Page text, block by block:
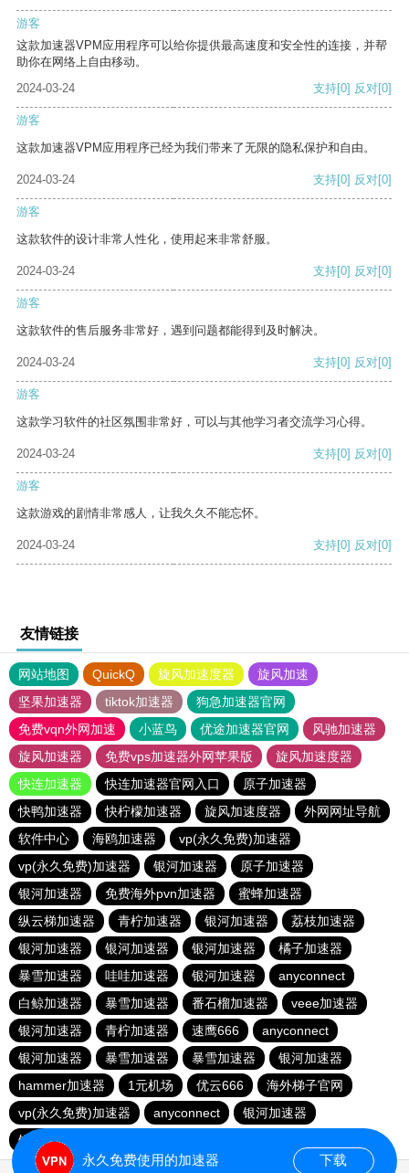
游客
这款加速器VPM应用程序可以给你提供最高速度和安全性的连接，并帮
助你在网络上自由移动。
2024-03-24
支持[0] 反对[0]
游客
这款加速器VPM应用程序已经为我们带来了无限的隐私保护和自由。
2024-03-24 支持[0] 反对[0]
游客
这款软件的设计非常人性化，使用起来非常舒服。
2024-03-24 支持[0] 反对[0]
游客
这款软件的售后服务非常好，遇到问题都能得到及时解决。
2024-03-24 支持[0] 反对[0]
游客
这款学习软件的社区氛围非常好，可以与其他学习者交流学习心得。
2024-03-24 支持[0] 反对[0]
游客
这款游戏的剧情非常感人，让我久久不能忘怀。
2024-03-24 支持[0] 反对[0]
友情链接
网站地图 QuickQ 旋风加速度器
旋风加速
坚果加速器
tiktok加速器
狗急加速器官网
免费vqn外网加速
小蓝鸟 优途加速器官网
风驰加速器
旋风加速器
免费vps加速器外网苹果版
旋风加速度器
快连加速器
快连加速器官网入口
原子加速器
快鸭加速器
快柠檬加速器 旋风加速度器
外网网址导航
软件中心
海鸥加速器
vp(永久免费)加速器
vp(永久免费)加速器
银河加速器
原子加速器
银河加速器
免费海外pvn加速器
蜜蜂加速器
纵云梯加速器
青柠加速器 银河加速器
荔枝加速器
银河加速器
银河加速器 银河加速器
橘子加速器
暴雪加速器
哇哇加速器 银河加速器
anyconnect
白鲸加速器
暴雪加速器 番石榴加速器
veee加速器
银河加速器
青柠加速器 速鹰666
anyconnect
银河加速器
暴雪加速器 暴雪加速器
银河加速器
hammer加速器
1元机场 优云666
海外梯子官网
vp(永久免费)加速器
anyconnect
银河加速器
银河加速器
永久免费使用的加速器 下载